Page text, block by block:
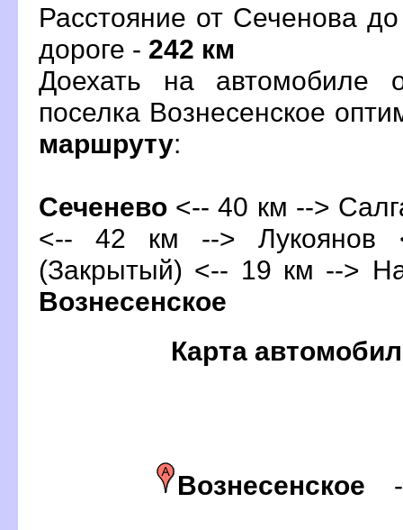
Расстояние от Сеченова
дороге - 242 км
Доехать на автомобиле
поселка Вознесенское
маршруту:
Сеченево <-- 40 км -->
<-- 42 км -->
(Закрытый) <-- 19 км -->
ознесенское
Карта
ознесенское